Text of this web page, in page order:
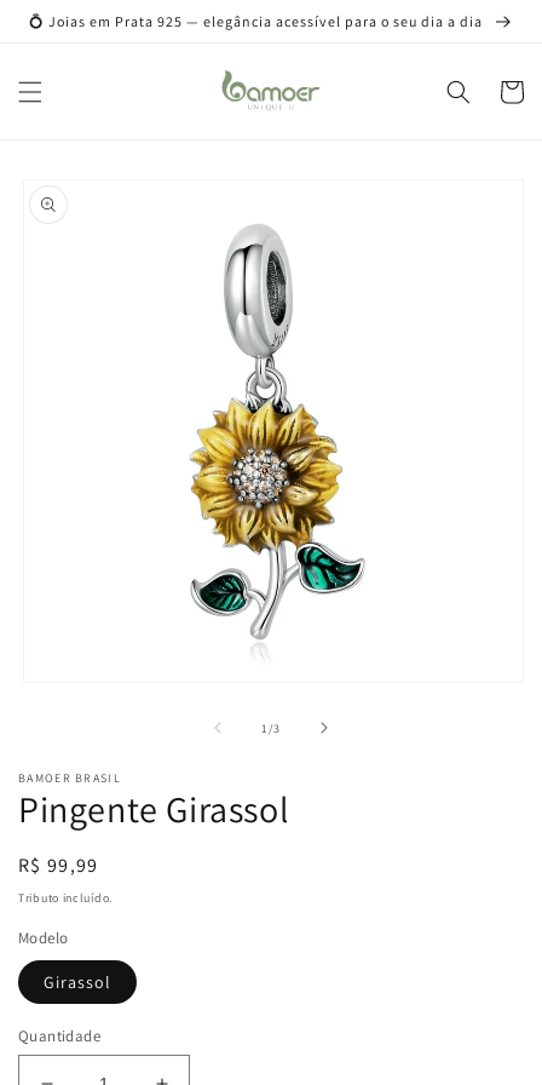
para o
💍 Joias em Prata 925 — elegância acessível para o seu dia a dia
as
informações
modal
1 /de
3
BAMOER BRASIL
Pingente Girassol
Preço
normal
R$ 99,99
Tributo incluído.
Modelo
Girassol
Quantidade